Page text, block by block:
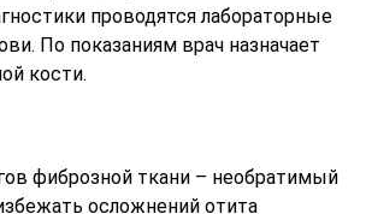
проводятся лабораторные
По показаниям врач назначает
кости.
фиброзной ткани – необратимый
осложнений отита